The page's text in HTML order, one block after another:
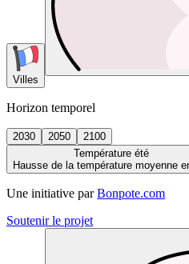
Villes
Horizon temporel
2030 2050
2100
Température été
Hausse de la température moyenne
Une initiative par Bonpote.com
Soutenir le projet